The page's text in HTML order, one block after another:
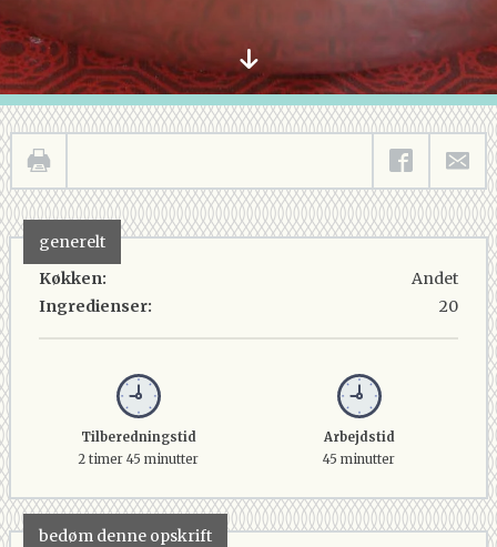
generelt
Køkken:
Ingredienser:
Andet
20
Tilberedningstid
2 timer 45 minutter
Arbejdstid
45 minutter
bedøm denne opskrift